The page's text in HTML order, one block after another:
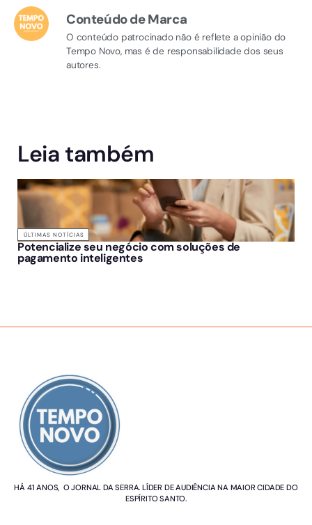
Conteúdo de Marca
O conteúdo patrocinado não é reflete a opinião do
Tempo Novo, mas é de responsabilidade dos seus
autores.
Leia também
ÚLTIMAS NOTÍCIAS
Potencialize seu negócio com soluções de
pagamento inteligentes
HÁ 41 ANOS, O JORNAL DA SERRA. LÍDER DE AUDIÊNCIA NA MAIOR CIDADE DO
ESPÍRITO SANTO.